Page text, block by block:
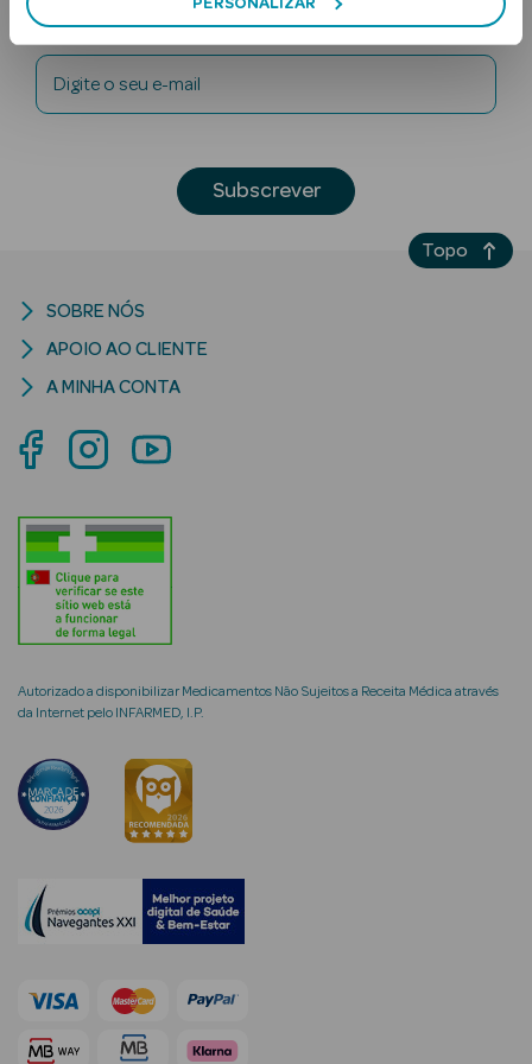
Corpo
Rosto
Solares Bebé e
Cosmética
Rosto
Séruns Faciais
Anti-
envelhecimento
Newsletter
Digite o seu e-mail
Subscrever
Autorizado a disponibilizar Medicamentos Não Sujeitos a Receita Médica através
da Internet pelo INFARMED, I.P.
SOBRE NÓS
APOIO AO CLIENTE
A MINHA CONTA
Topo